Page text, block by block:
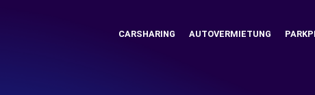
CARSHARING AUTOVERMIETUNG